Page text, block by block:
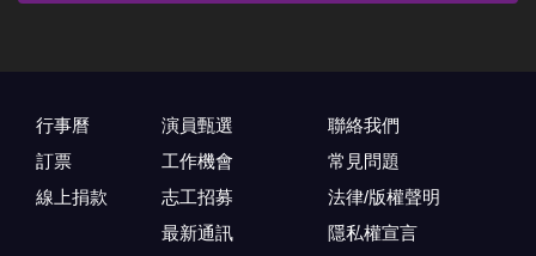
行事曆
訂票
線上捐款
演員甄選
工作機會
志工招募
最新通訊
聯絡我們
常見問題
法律/版權聲明
隱私權宣言